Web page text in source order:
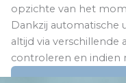
opzichte van het
Dankzij automatische
altijd via verschillende
controleren en indien